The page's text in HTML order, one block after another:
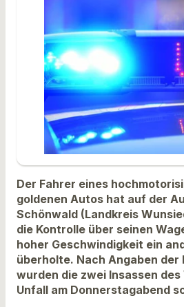
Der Fahrer eines
goldenen Autos hat auf der
Schönwald (Landkreis
die Kontrolle über seinen
hoher Geschwindigkeit ein
überholte. Nach Angaben der
wurden die zwei Insassen des
Unfall am Donnerstagabend